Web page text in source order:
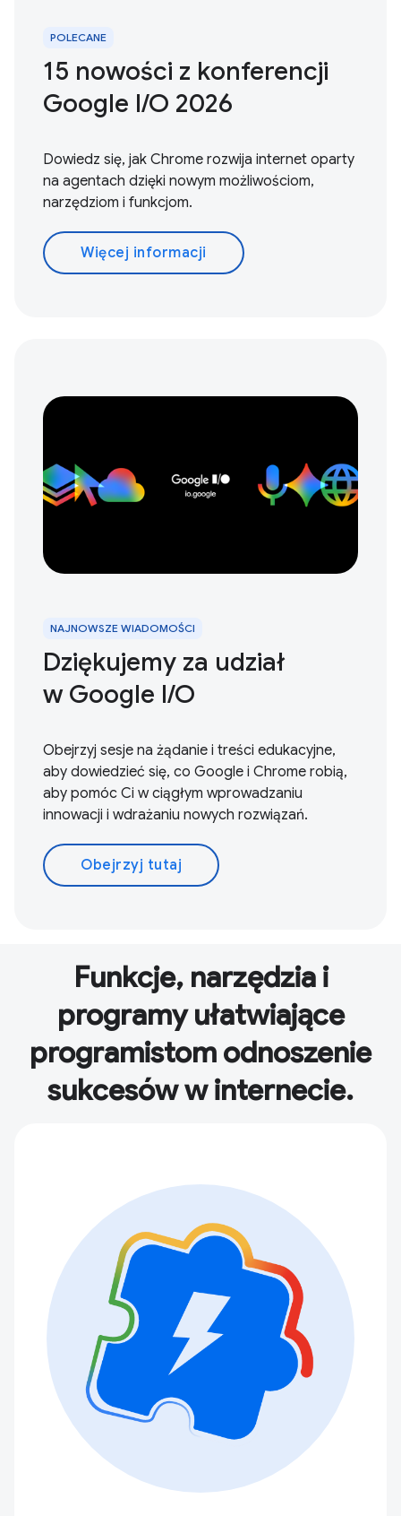
POLECANE
15 nowości z konferencji
Google I/O 2026
Dowiedz się, jak Chrome rozwija internet oparty
na agentach dzięki nowym możliwościom,
narzędziom i funkcjom.
Więcej informacji
NAJNOWSZE WIADOMOŚCI
Dziękujemy za udział
w Google I/O
Obejrzyj sesje na żądanie i treści edukacyjne,
aby dowiedzieć się, co Google i Chrome robią,
aby pomóc Ci w ciągłym wprowadzaniu
innowacji i wdrażaniu nowych rozwiązań.
Obejrzyj tutaj
Funkcje, narzędzia i
programy ułatwiające
programistom odnoszenie
sukcesów w internecie.